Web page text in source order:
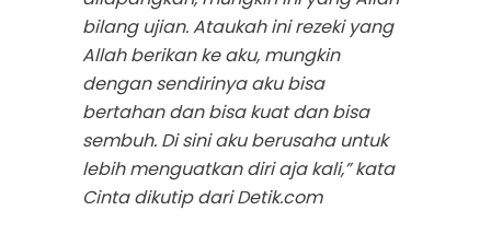
bilang ujian. Ataukah ini rezeki yang
Allah berikan ke aku, mungkin
dengan sendirinya aku bisa
bertahan dan bisa kuat dan bisa
sembuh. Di sini aku berusaha untuk
lebih menguatkan diri aja kali,” kata
Cinta dikutip dari Detik.com